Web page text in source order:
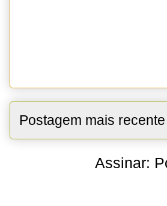
Postagem mais recente
Assinar: